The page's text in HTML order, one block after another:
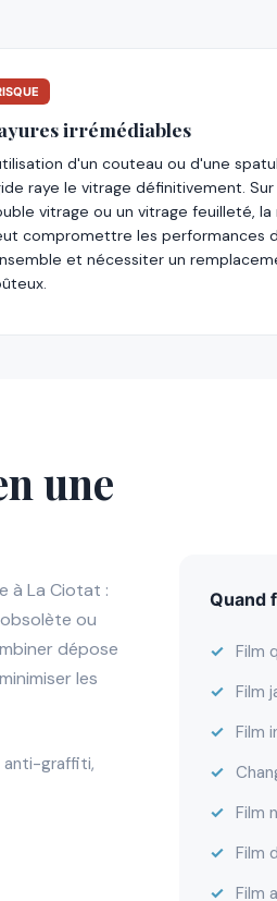
irrémédiables
d'un couteau ou d'une
raye le vitrage définitivement. Sur
vitrage ou un vitrage feuilleté, la
compromettre les performances
et nécessiter un
une
à La Ciotat :
ou
dépose
les
anti-graffiti,
Quand
Film
Film
Film
Film
Film
Film